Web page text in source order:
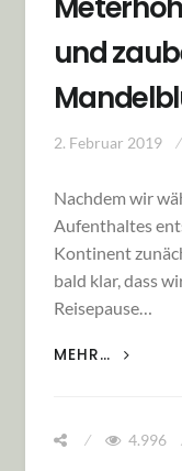
und
2. Februar 2019
Nachdem wir
Aufenthaltes
Kontinent
bald klar, dass
Reisepause…
MEHR…
AUF
4.996